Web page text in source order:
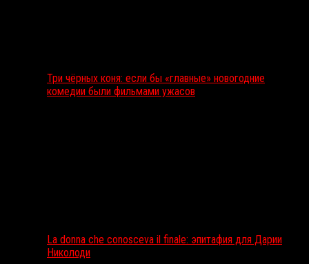
Три чёрных коня: если бы «главные» новогодние
комедии были фильмами ужасов
La donna che conosceva il finale: эпитафия для Дарии
Николоди